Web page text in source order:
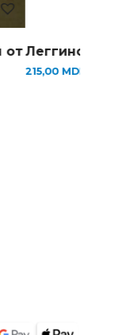
Леггинсы
215,00MDL